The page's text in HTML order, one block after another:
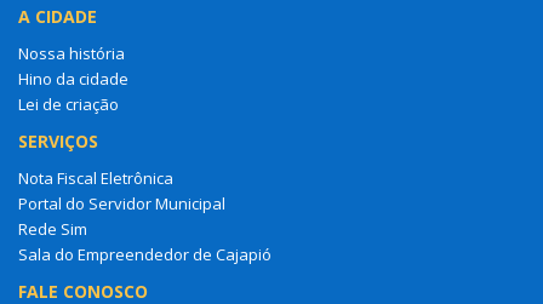
A CIDADE
Nossa história
Hino da cidade
Lei de criação
SERVIÇOS
Nota Fiscal Eletrônica
Portal do Servidor Municipal
Rede Sim
Sala do Empreendedor de Cajapió
FALE CONOSCO